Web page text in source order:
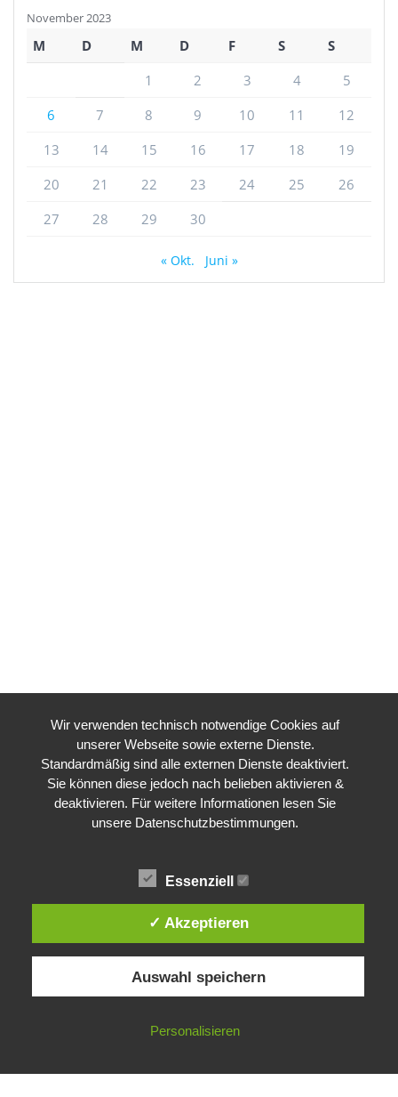
November 2023
M D M D F S
S
1
2 3 4
5
6
7 8 9 10 11
12
13
14 15 16 17 18
19
20
21 22 23 24 25
26
27
28 29 30
« Okt. Juni »
CSD Konstanz
Wir verwenden technisch notwendige Cookies auf
unserer Webseite sowie externe Dienste.
Standardmäßig sind alle externen Dienste deaktiviert.
Sie können diese jedoch nach belieben aktivieren &
deaktivieren. Für weitere Informationen lesen Sie
unsere Datenschutzbestimmungen.
Essenziell
✓ Akzeptieren
Auswahl speichern
Personalisieren